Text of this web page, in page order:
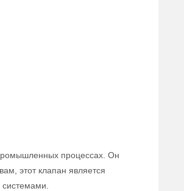
процессах. Он
этот клапан является